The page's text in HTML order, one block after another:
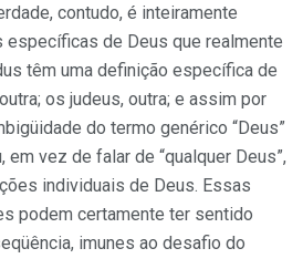
contudo, é inteiramente
de Deus que realmente
têm uma definição específica de
os judeus, outra; e assim por
do termo genérico “Deus”
em vez de falar de “qualquer Deus”,
individuais de Deus. Essas
podem certamente ter sentido
imunes ao desafio do